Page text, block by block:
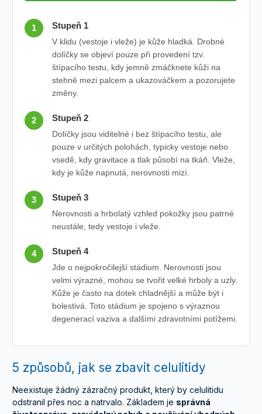
1 Stupeň 1
V klidu (vestoje i vleže) je kůže hladká. Drobné
dolíčky se objeví pouze při provedení tzv.
štípacího testu, kdy jemně zmáčknete kůži na
stehně mezi palcem a ukazováčkem a pozorujete
změny.
2 Stupeň 2
Dolíčky jsou viditelné i bez štípacího testu, ale
pouze v určitých polohách, typicky vestoje nebo
vsedě, kdy gravitace a tlak působí na tkáň. Vleže,
kdy je kůže napnutá, nerovnosti mizí.
3 Stupeň 3
Nerovnosti a hrbolatý vzhled pokožky jsou patrné
neustále, tedy vestoje i vleže.
4 Stupeň 4
Jde o nejpokročilejší stádium. Nerovnosti jsou
velmi výrazné, mohou se tvořit velké hrboly a uzly.
Kůže je často na dotek chladnější a může být i
bolestivá. Toto stádium je spojeno s výraznou
degenerací vaziva a dalšími zdravotními potížemi.
5 způsobů, jak se zbavit celulitidy
Neexistuje žádný zázračný produkt, který by celulitidu
odstranil přes noc a natrvalo. Základem je správná